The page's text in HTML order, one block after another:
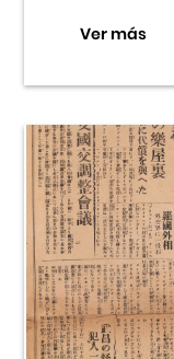
Ver más